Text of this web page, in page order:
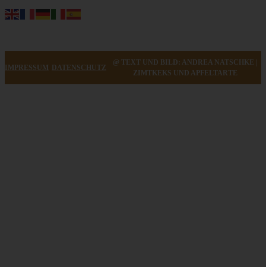
IMPRESSUM DATENSCHUTZ
@ TEXT UND BILD: ANDREA NATSCHKE |
ZIMTKEKS UND APFELTARTE